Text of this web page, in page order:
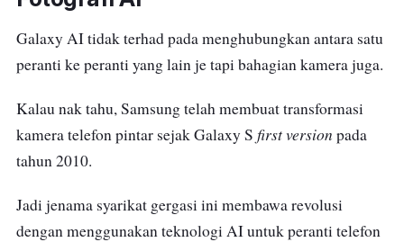
Galaxy AI tidak terhad pada menghubungkan antara satu
peranti ke peranti yang lain je tapi bahagian kamera juga.
Kalau nak tahu, Samsung telah membuat transformasi
kamera telefon pintar sejak Galaxy S first version pada
tahun 2010.
Jadi jenama syarikat gergasi ini membawa revolusi
dengan menggunakan teknologi AI untuk peranti telefon